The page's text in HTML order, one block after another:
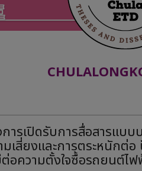
ารเปิดรับการสื่อสารแบ
มเสี่ยงและการตระหนักต่
อความตั้งใจซื้อรถยนต์ไ